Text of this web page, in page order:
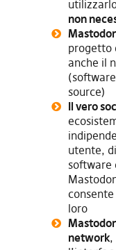
non
progetto
anche il
source)
Il vero
utente,
software
loro
network,